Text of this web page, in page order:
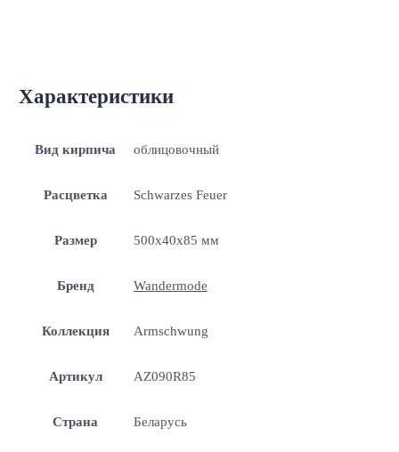
Характеристики
Вид кирпича облицовочный
Расцветка Schwarzes Feuer
Размер 500x40x85 мм
Бренд Wandermode
Коллекция Armschwung
Артикул AZ090R85
Страна Беларусь